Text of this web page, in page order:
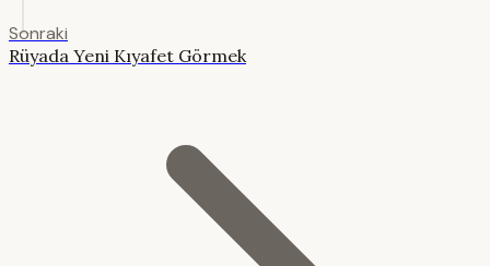
Sonraki
Rüyada Yeni Kıyafet Görmek